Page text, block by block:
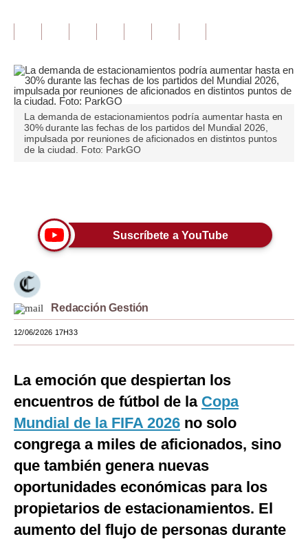
Opinión
Pregunta de hoy
Blogs
Tendencias
Estilos
Mundo
EEUU
Internacional
Tecnología
Mix
G de Gestión
Notas Contratadas
La demanda de estacionamientos podría aumentar hasta en
30% durante las fechas de los partidos del Mundial 2026,
impulsada por reuniones de aficionados en distintos puntos
de la ciudad. Foto: ParkGO
Suscríbete a YouTube
Redacción Gestión
12/06/2026 17H33
La emoción que despiertan los
encuentros de fútbol de la Copa
Mundial de la FIFA 2026 no solo
congrega a miles de aficionados, sino
que también genera nuevas
oportunidades económicas para los
propietarios de estacionamientos. El
aumento del flujo de personas durante